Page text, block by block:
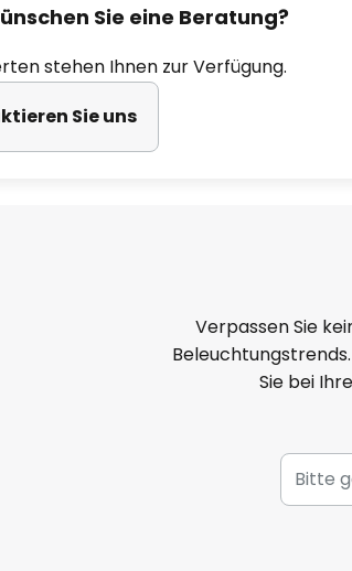
Sie eine Beratung?
stehen Ihnen zur Verfügung.
Sie uns
Verpassen Sie
Sie bei